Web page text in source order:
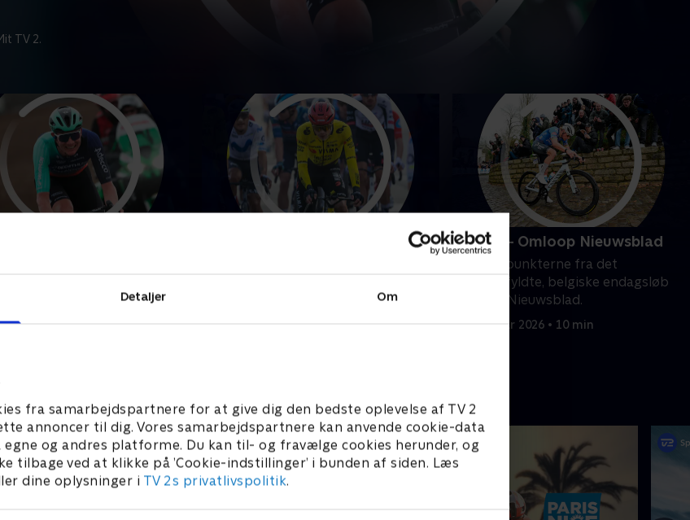
Detaljer Om
fra samarbejdspartnere for at give dig den bedste oplevelse af TV 2
annoncer til dig. Vores samarbejdspartnere kan anvende cookie-data
og andres platforme. Du kan til- og fravælge cookies herunder, og
tilbage ved at klikke på ’Cookie-indstillinger’ i bunden af siden. Læs
dine oplysninger i TV 2s privatlivspolitik.
TV 2.
Cykling - Omloop Nieuwsblad
Se højdepunkterne fra det
prestigefyldte, belgiske endagsløb
Omloop Nieuwsblad.
28. februar 2026 • 10 min